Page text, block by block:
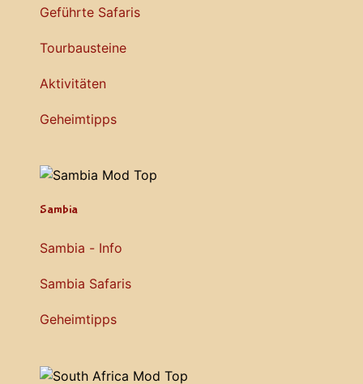
Geführte Safaris
Tourbausteine
Aktivitäten
Geheimtipps
Sambia
Sambia - Info
Sambia Safaris
Geheimtipps